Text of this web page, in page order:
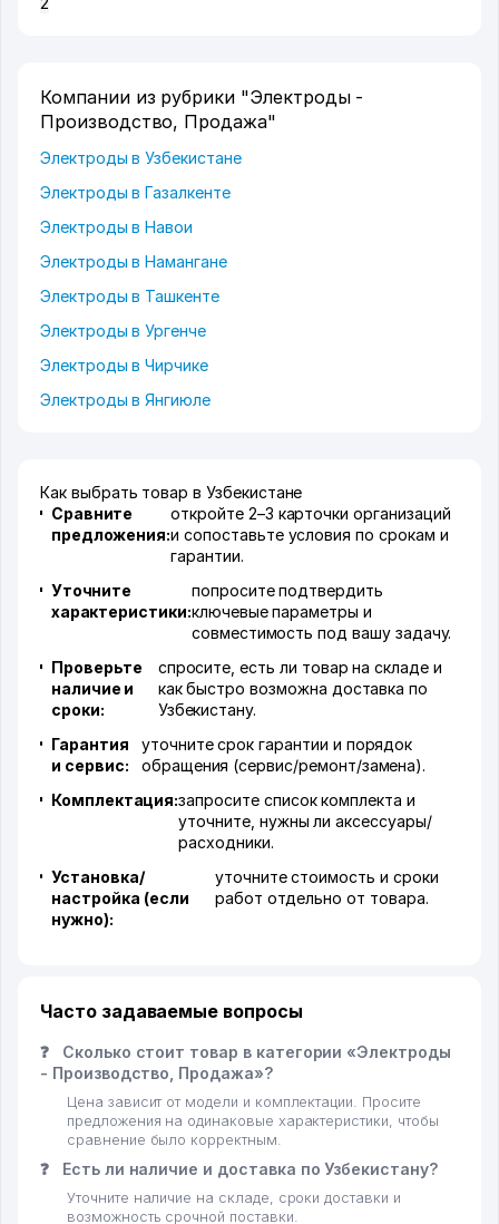
Компании из рубрики "Электроды -
Производство, Продажа"
Электроды в Узбекистане
Электроды в Газалкенте
Электроды в Навои
Электроды в Намангане
Электроды в Ташкенте
Электроды в Ургенче
Электроды в Чирчике
Электроды в Янгиюле
Как выбрать товар в Узбекистане
Сравните
предложения:
откройте 2–3 карточки организаций
и сопоставьте условия по срокам и
гарантии.
Уточните
характеристики:
попросите подтвердить
ключевые параметры и
совместимость под вашу задачу.
Проверьте
наличие и
сроки:
спросите, есть ли товар на складе и
как быстро возможна доставка по
Узбекистану.
Гарантия
и сервис:
уточните срок гарантии и порядок
обращения (сервис/ремонт/замена).
Комплектация:запросите список комплекта и
уточните, нужны ли аксессуары/
расходники.
Установка/
настройка (если
нужно):
уточните стоимость и сроки
работ отдельно от товара.
Часто задаваемые вопросы
❓
Сколько стоит товар в категории «Электроды
- Производство, Продажа»?
Цена зависит от модели и комплектации. Просите
предложения на одинаковые характеристики, чтобы
сравнение было корректным.
❓ Есть ли наличие и доставка по Узбекистану?
Уточните наличие на складе, сроки доставки и
возможность срочной поставки.